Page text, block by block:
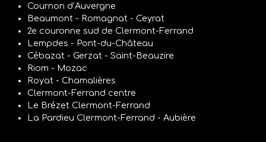
Cournon d’Auvergne
Beaumont - Romagnat - Ceyrat
2e couronne sud de Clermont-Ferrand
Lempdes - Pont-du-Château
Cébazat - Gerzat - Saint-Beauzire
Riom - Mozac
Royat - Chamalières
Clermont-Ferrand centre
Le Brézet Clermont-Ferrand
La Pardieu Clermont-Ferrand - Aubière